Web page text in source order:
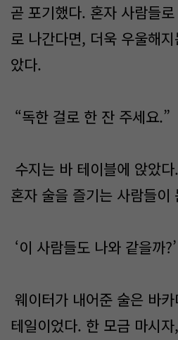
곧 포기했다. 혼자 사람들
로 나간다면, 더욱 우울해
았다.
“독한 걸로 한 잔 주세요.”
수지는 바 테이블에 앉았
혼자 술을 즐기는 사람들이
‘이 사람들도 나와 같을까?’
웨이터가 내어준 술은 바
테일이었다. 한 모금 마시